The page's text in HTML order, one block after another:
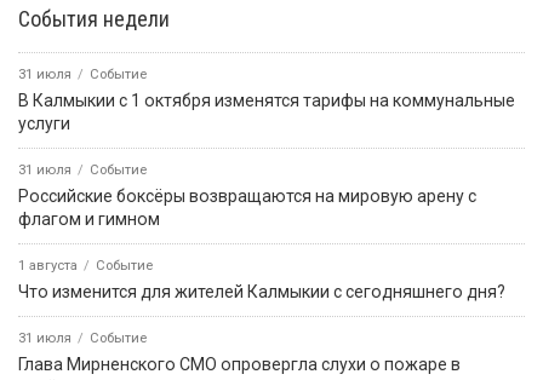
Картина дня
5 августа, 08:55 Событие
Звание «Почётный журналист Ставрополья» появится в
регионе по инициативе Михаила Ткачева
5 августа, 07:50 Событие
В Лагани автомобиль опрокинулся в кювет, пострадал один
человек
5 августа, 08:58 Событие
В России утвердили ГОСТ по охране труда с новыми
правилами для руководителей